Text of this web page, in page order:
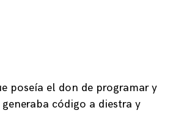
poseía el don de programar y
código a diestra y